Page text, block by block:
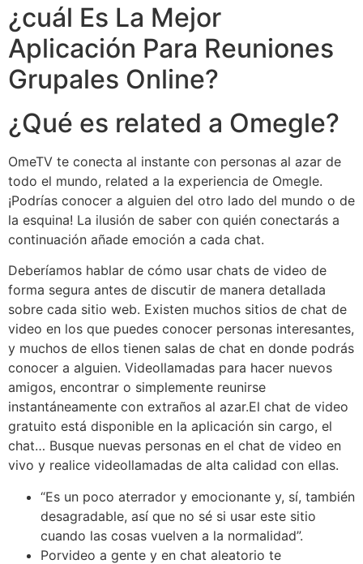
¿cuál Es La Mejor
Aplicación Para Reuniones
Grupales Online?
¿Qué es related a Omegle?
OmeTV te conecta al instante con personas al azar de
todo el mundo, related a la experiencia de Omegle.
¡Podrías conocer a alguien del otro lado del mundo o de
la esquina! La ilusión de saber con quién conectarás a
continuación añade emoción a cada chat.
Deberíamos hablar de cómo usar chats de video de
forma segura antes de discutir de manera detallada
sobre cada sitio web. Existen muchos sitios de chat de
video en los que puedes conocer personas interesantes,
y muchos de ellos tienen salas de chat en donde podrás
conocer a alguien. Videollamadas para hacer nuevos
amigos, encontrar o simplemente reunirse
instantáneamente con extraños al azar.El chat de video
gratuito está disponible en la aplicación sin cargo, el
chat… Busque nuevas personas en el chat de video en
vivo y realice videollamadas de alta calidad con ellas.
“Es un poco aterrador y emocionante y, sí, también
desagradable, así que no sé si usar este sitio
cuando las cosas vuelven a la normalidad”.
Porvideo a gente y en chat aleatorio te